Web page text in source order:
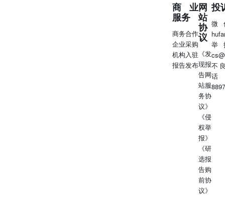
商业
服务
商务合作
企业采购
机构入驻
报告发布
网
站
协
议
《发
现报
告网
站服
务协
议》
《侵
权举
报》
《研
选报
告购
前协
议》
投
微
举
不